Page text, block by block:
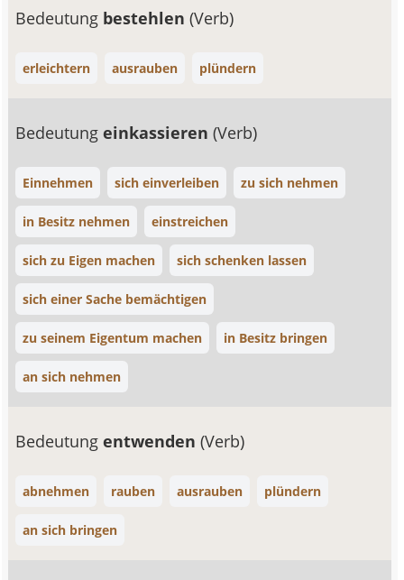
Bedeutung bestehlen(Verb)
erleichtern ausrauben plündern
Bedeutungeinkassieren(Verb)
Einnehmen sich einverleiben zu sich nehmen
in Besitz nehmen einstreichen
sich zu Eigen machen sich schenken lassen
sich einer Sache bemächtigen
zu seinem Eigentum machen in Besitz bringen
an sich nehmen
Bedeutungentwenden(Verb)
abnehmen rauben ausrauben plündern
an sich bringen